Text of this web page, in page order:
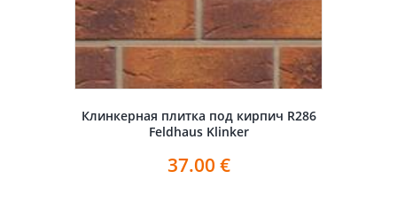
Клинкерная плитка под кирпич R286
Feldhaus Klinker
37.00 €